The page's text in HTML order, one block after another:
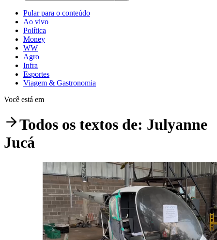
Pular para o conteúdo
Ao vivo
Política
Money
WW
Agro
Infra
Esportes
Viagem & Gastronomia
Você está em
Todos os textos de: Julyanne
Jucá